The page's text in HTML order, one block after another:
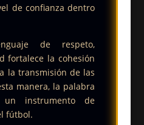
de confianza dentro
de respeto,
fortalece la cohesión
la transmisión de las
manera, la palabra
instrumento de
fútbol.